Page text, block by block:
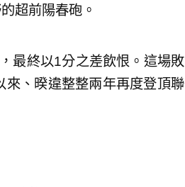
超前陽春砲。
最終以1分之差飲恨。這場敗
、暌違整整兩年再度登頂聯